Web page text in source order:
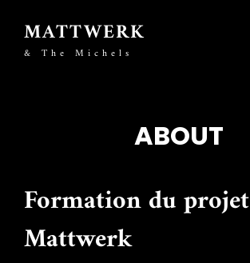
MATTWERK
& The Michels
ABOUT
Formation du projet
Mattwerk